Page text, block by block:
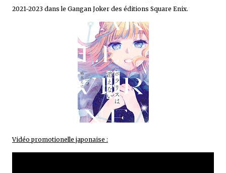
2021-2023 dans le Gangan Joker des éditions Square Enix.
Vidéo promotionelle japonaise :